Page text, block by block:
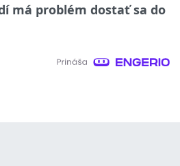
má problém dostať sa do